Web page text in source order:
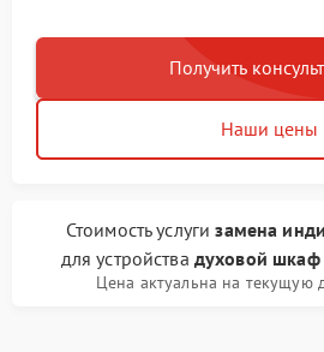
Получить
Наши цены
Стоимость услугизамена
для устройства духовой шкаф
Цена актуальна на текущую